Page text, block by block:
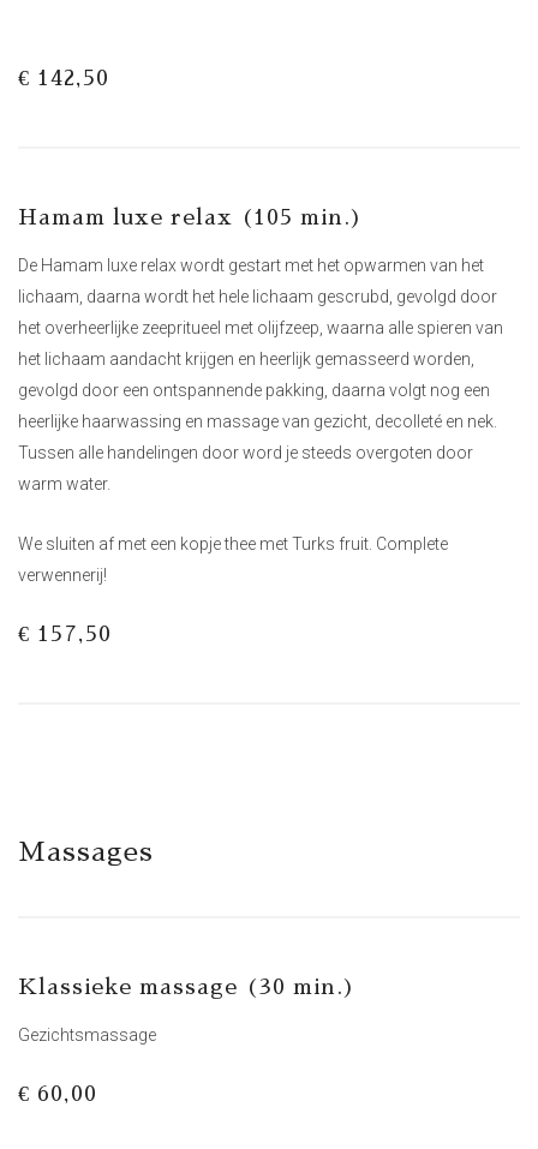
€ 142,50
Hamam luxe relax (105 min.)
De Hamam luxe relax wordt gestart met het opwarmen van het
lichaam, daarna wordt het hele lichaam gescrubd, gevolgd door
het overheerlijke zeepritueel met olijfzeep, waarna alle spieren van
het lichaam aandacht krijgen en heerlijk gemasseerd worden,
gevolgd door een ontspannende pakking, daarna volgt nog een
heerlijke haarwassing en massage van gezicht, decolleté en nek.
Tussen alle handelingen door word je steeds overgoten door
warm water.
We sluiten af met een kopje thee met Turks fruit. Complete
verwennerij!
€ 157,50
Massages
Klassieke massage (30 min.)
Gezichtsmassage
€ 60,00